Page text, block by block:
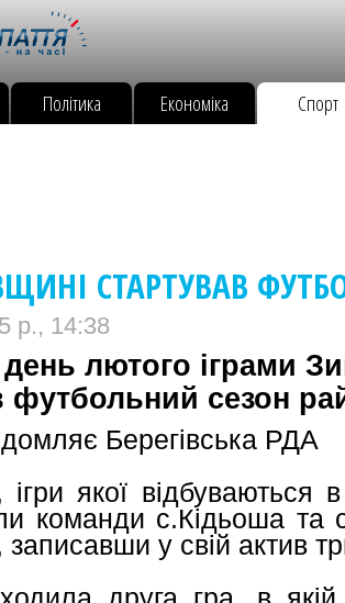
Політика Економіка Спорт
СТАРТУВАВ
р., 14:38
лютого іграми
футбольний сезон
Берегівська РДА
ігри якої
команди с.Кідьоша та
записавши у свій актив